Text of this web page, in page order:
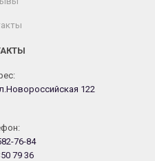
122
76-84
79 36